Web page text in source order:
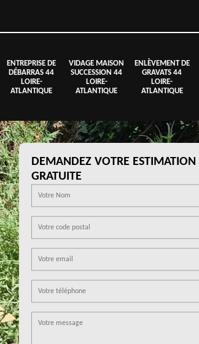
ENTREPRISE DE
DÉBARRAS 44
LOIRE-
ATLANTIQUE
VIDAGE MAISON
SUCCESSION 44
LOIRE-
ATLANTIQUE
ENLÈVEMENT DE
GRAVATS 44
LOIRE-
ATLANTIQUE
DEMANDEZ VOTRE ESTIMATION
GRATUITE